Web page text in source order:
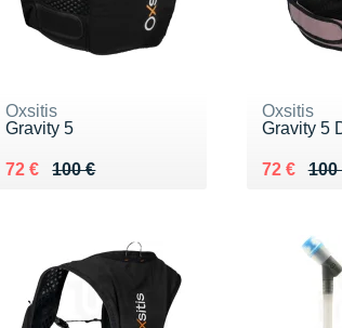
Oxsitis
Gravity 5
100 €
Au lieu de 100 €
72 €
Vendu 72 €
Oxsitis
Gravity 5
100
Au lieu de
72 €
Vendu 72